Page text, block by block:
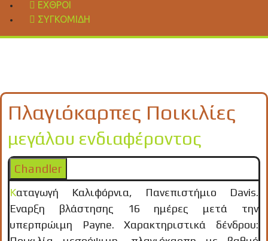
ΕΧΘΡΟΊ
ΣΥΓΚΟΜΙΔΉ
Πλαγιόκαρπες Ποικιλίες
μεγάλου ενδιαφέροντος
Chandler
Καταγωγή Καλιφόρνια, Πανεπιστήμιο Davis.
Έναρξη βλάστησης 16 ημέρες μετά την
υπερπρώιμη Payne. Χαρακτηριστικά δένδρου: